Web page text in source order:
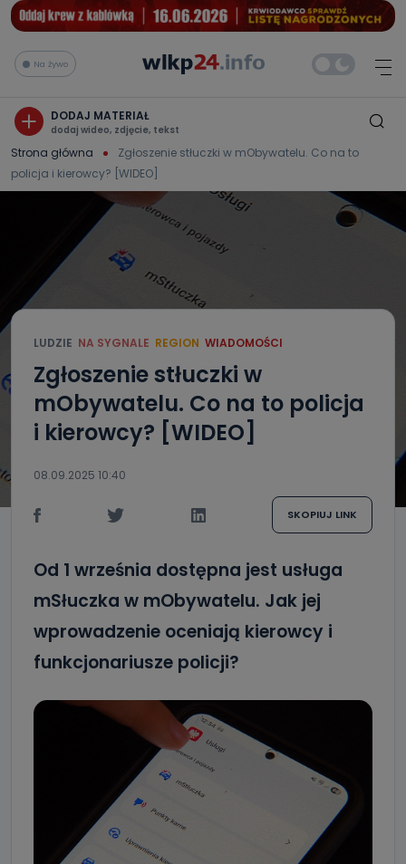
Na żywo
DODAJ MATERIAŁ
dodaj wideo, zdjęcie, tekst
Strona główna
Zgłoszenie stłuczki w mObywatelu. Co na to
policja i kierowcy? [WIDEO]
LUDZIE NA SYGNALE REGION WIADOMOŚCI
Zgłoszenie stłuczki w
mObywatelu. Co na to policja
i kierowcy? [WIDEO]
08.09.2025 10:40
SKOPIUJ LINK
Od 1 września dostępna jest usługa
mSłuczka w mObywatelu. Jak jej
wprowadzenie oceniają kierowcy i
funkcjonariusze policji?